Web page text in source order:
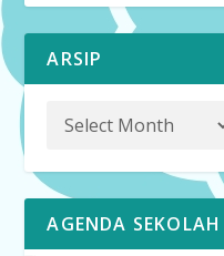
ARSIP
AGENDA SEKOLAH